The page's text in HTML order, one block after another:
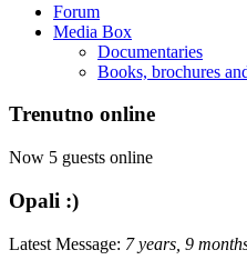
Forum
Media Box
Documentaries
Books, brochures
Trenutno online
Now 5 guests online
Opali :)
Latest Message: 7 years, 9